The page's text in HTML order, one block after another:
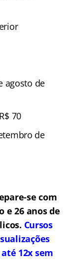
agosto de
70
de
se com
e 26 anos de
Cursos
12x sem